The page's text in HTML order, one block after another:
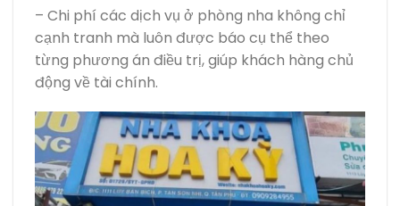
– Chi phí các dịch vụ ở phòng nha không chỉ
cạnh tranh mà luôn được báo cụ thể theo
từng phương án điều trị, giúp khách hàng chủ
động về tài chính.